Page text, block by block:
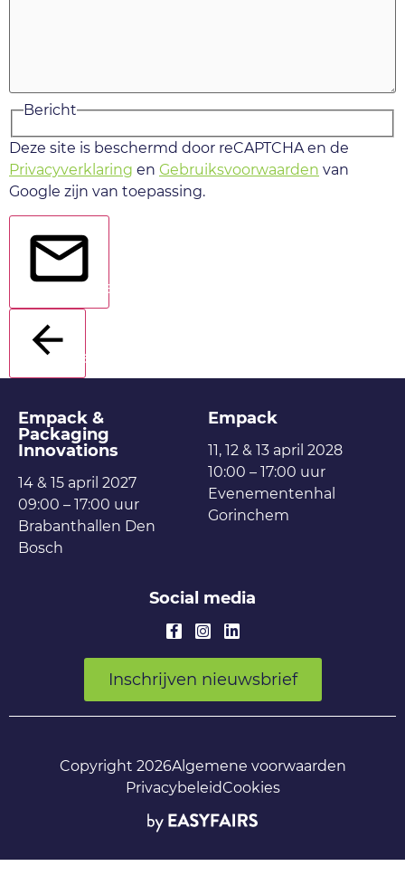
Bericht
Deze site is beschermd door reCAPTCHA en de
Privacyverklaring en Gebruiksvoorwaarden van
Google zijn van toepassing.
Verstuur
Terug
Empack &
Packaging
Innovations
14 & 15 april 2027
09:00 – 17:00 uur
Brabanthallen Den
Bosch
Empack
11, 12 & 13 april 2028
10:00 – 17:00 uur
Evenementenhal
Gorinchem
Social media
Inschrijven nieuwsbrief
Copyright 2026Algemene voorwaarden
PrivacybeleidCookies